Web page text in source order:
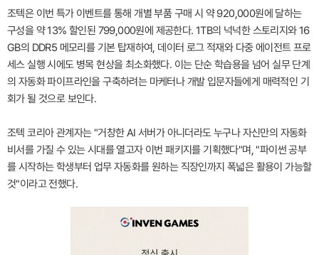
조텍은 이번 특가 이벤트를 통해 개별 부품 구매 시 약 920,000원에 달하는
구성을 약 13% 할인된 799,000원에 제공한다. 1TB의 넉넉한 스토리지와 16
GB의 DDR5 메모리를 기본 탑재하여, 데이터 로그 적재와 다중 에이전트 프로
세스 실행 시에도 병목 현상을 최소화했다. 이는 단순 학습용을 넘어 실무 단계
의 자동화 파이프라인을 구축하려는 마케터나 개발 입문자들에게 매력적인 기
회가 될 것으로 보인다.
조텍 코리아 관계자는 "거창한 AI 서버가 아니더라도 누구나 자신만의 자동화
비서를 가질 수 있는 시대를 열고자 이번 패키지를 기획했다"며, "파이썬 공부
를 시작하는 학생부터 업무 자동화를 원하는 직장인까지 폭넓은 활용이 가능할
것"이라고 전했다.